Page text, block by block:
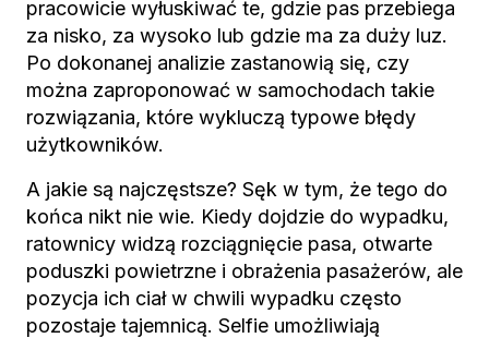
pracowicie wyłuskiwać te, gdzie pas przebiega
za nisko, za wysoko lub gdzie ma za duży luz.
Po dokonanej analizie zastanowią się, czy
można zaproponować w samochodach takie
rozwiązania, które wykluczą typowe błędy
użytkowników.
A jakie są najczęstsze? Sęk w tym, że tego do
końca nikt nie wie. Kiedy dojdzie do wypadku,
ratownicy widzą rozciągnięcie pasa, otwarte
poduszki powietrzne i obrażenia pasażerów, ale
pozycja ich ciał w chwili wypadku często
pozostaje tajemnicą. Selfie umożliwiają